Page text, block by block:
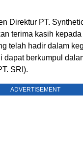
Direktur PT.
terima kasih
telah hadir dalam
dapat berkumpul
SRI).
ADVERTISEMENT